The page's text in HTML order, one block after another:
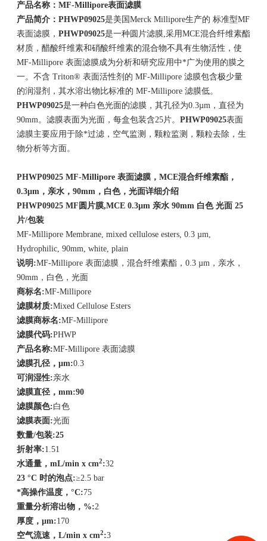
产品名称： MF-Millipore表面滤膜
产品简介： PHWP09025是美国Merck Millipore生产的 标准型MF
表面滤膜， PHWP09025是一种圆片滤膜,采用MCE混合纤维素酯
材质，醋酸纤维素和硝酸纤维素的混合物不具有生物活性，使
MF-Millipore 表面滤膜成为分析和研究应用中*广为使用的膜之
一。不含 Triton® 表面活性剂的 MF-Millipore 滤膜包含极少量
的润湿剂，其水溶出物比标准的 MF-Millipore 滤膜低。
PHWP09025是一种白色光面的滤膜，其孔径为0.3µm，直径为
90mm。滤膜表面为光面，每盒包装含25片。 PHWP09025表面
滤膜主要应用于除*过滤，空气监测，颗粒监测，颗粒去除，生
物分析等方面。
PHWP09025 MF-Millipore 表面滤膜， MCE混合纤维素酯，
0.3µm，亲水，90mm，白色，光面详细介绍
PHWP09025MF 圆片膜,MCE 0.3µm 亲水90mm 白色 光面 25
片/包装
MF-Millipore Membrane, mixed cellulose esters, 0.3 µm,
Hydrophilic, 90mm, white, plain
说明 :MF-Millipore 表面滤膜，混合纤维素酯，0.3 µm，亲水，
90mm，白色，光面
商标名:MF-Millipore
滤膜材质:Mixed Cellulose Esters
滤膜商标名:MF-Millipore
滤膜代码:PHWP
产品名称:MF-Millipore 表面滤膜
滤膜孔径， µm:0.3
可润湿性:亲水
滤膜直径， mm:90
滤膜颜色:白色
滤膜表面:光面
数量/包装:25
折射率:1.51
水通量， mL/min x cm2:32
23 °C 时的泡点:≥2.5 bar
*高操作温度， °C:75
重量分析溶出物， %:2
厚度， µm:170
空气流速， L/min x cm2:3